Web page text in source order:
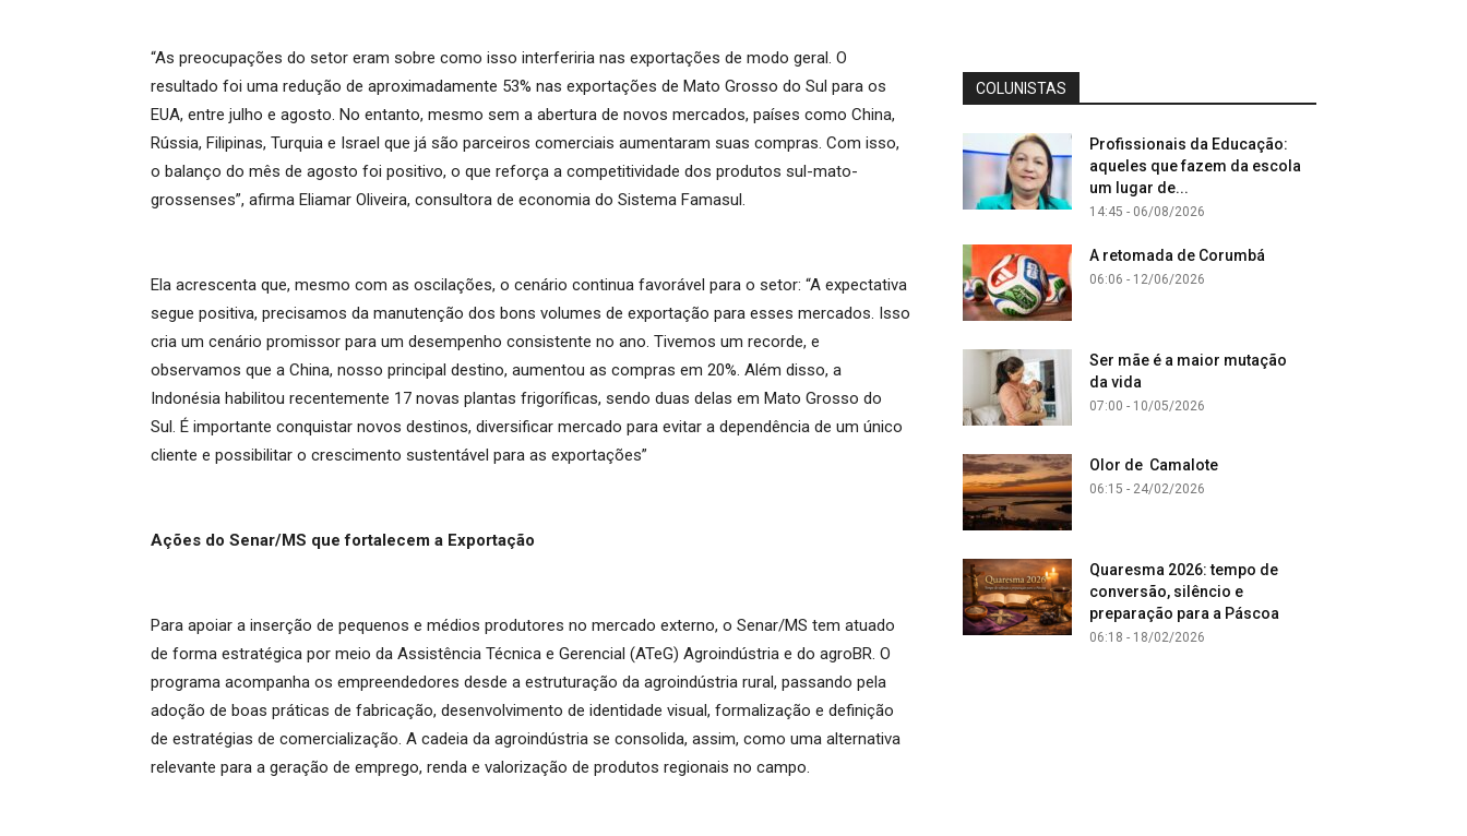
“As preocupações do setor eram sobre como isso interferiria nas exportações de modo geral. O
resultado foi uma redução de aproximadamente 53% nas exportações de Mato Grosso do Sul para os
EUA, entre julho e agosto. No entanto, mesmo sem a abertura de novos mercados, países como China,
Rússia, Filipinas, Turquia e Israel que já são parceiros comerciais aumentaram suas compras. Com isso,
o balanço do mês de agosto foi positivo, o que reforça a competitividade dos produtos sul-mato-
grossenses”, afirma Eliamar Oliveira, consultora de economia do Sistema Famasul.
Ela acrescenta que, mesmo com as oscilações, o cenário continua favorável para o setor: “A expectativa
segue positiva, precisamos da manutenção dos bons volumes de exportação para esses mercados. Isso
cria um cenário promissor para um desempenho consistente no ano. Tivemos um recorde, e
observamos que a China, nosso principal destino, aumentou as compras em 20%. Além disso, a
Indonésia habilitou recentemente 17 novas plantas frigoríficas, sendo duas delas em Mato Grosso do
Sul. É importante conquistar novos destinos, diversificar mercado para evitar a dependência de um único
cliente e possibilitar o crescimento sustentável para as exportações”
Ações do Senar/MS que fortalecem a Exportação
Para apoiar a inserção de pequenos e médios produtores no mercado externo, o Senar/MS tem atuado
de forma estratégica por meio da Assistência Técnica e Gerencial (ATeG) Agroindústria e do agroBR. O
programa acompanha os empreendedores desde a estruturação da agroindústria rural, passando pela
adoção de boas práticas de fabricação, desenvolvimento de identidade visual, formalização e definição
de estratégias de comercialização. A cadeia da agroindústria se consolida, assim, como uma alternativa
relevante para a geração de emprego, renda e valorização de produtos regionais no campo.
COLUNISTAS
Profissionais da Educação:
aqueles que fazem da escola
um lugar de...
14:45 - 06/08/2026
A retomada de Corumbá
06:06 - 12/06/2026
Ser mãe é a maior mutação
da vida
07:00 - 10/05/2026
Olor de Camalote
06:15 - 24/02/2026
Quaresma 2026: tempo de
conversão, silêncio e
preparação para a Páscoa
06:18 - 18/02/2026